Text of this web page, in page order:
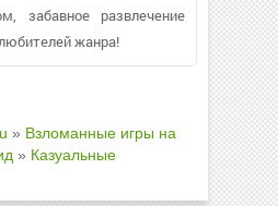
забавное развлечение
жанра!
» Взломанные игры на
» Казуальные